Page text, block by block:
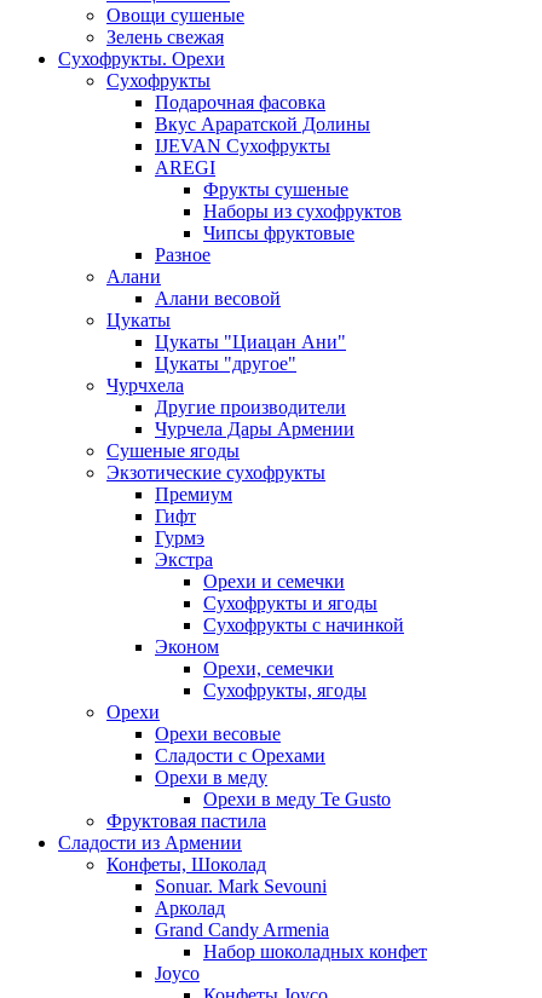
Овощи сушеные
Зелень свежая
Сухофрукты. Орехи
Сухофрукты
Подарочная фасовка
Вкус Араратской Долины
IJEVAN Сухофрукты
AREGI
Фрукты сушеные
Наборы из сухофруктов
Чипсы фруктовые
Разное
Алани
Алани весовой
Цукаты
Цукаты "Циацан Ани"
Цукаты "другое"
Чурчхела
Другие производители
Чурчела Дары Армении
Сушеные ягоды
Экзотические сухофрукты
Премиум
Гифт
Гурмэ
Экстра
Орехи и семечки
Сухофрукты и ягоды
Сухофрукты с начинкой
Эконом
Орехи, семечки
Сухофрукты, ягоды
Орехи
Орехи весовые
Сладости с Орехами
Орехи в меду
Орехи в меду Te Gusto
Фруктовая пастила
Сладости из Армении
Конфеты, Шоколад
Sonuar. Mark Sevouni
Арколад
Grand Candy Armenia
Набор шоколадных конфет
Joyco